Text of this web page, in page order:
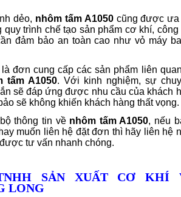
dẻo, nhôm tấm A1050cũng được ưa
quy trình chế tạo sản phẩm cơ khí, công
đảm bảo an toàn cao như vỏ máy
đơn cung cấp các sản phẩm liên
tấm A1050. Với kinh nghiệm, sự
sẽ đáp ứng được nhu cầu của khách
sẽ không khiến khách hàng thất vọng.
thông tin về nhôm tấm A1050, nếu
muốn liên hệ đặt đơn thì hãy liên hệ
tư vấn nhanh chóng.
SẢN XUẤT CƠ KHÍ
LONG